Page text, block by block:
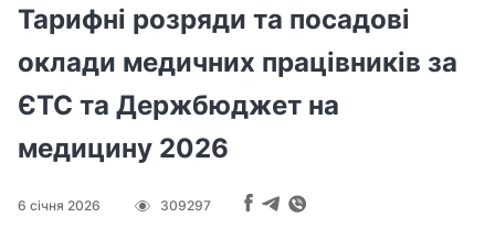
Тарифні розряди та посадові
оклади медичних працівників за
ЄТС та Держбюджет на
медицину 2026
6 січня 2026 309297
о
н
о
р
м